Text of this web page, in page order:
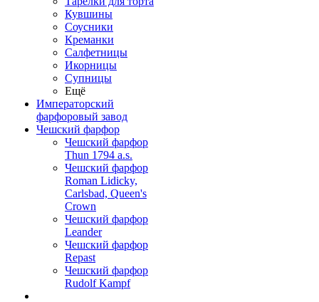
Кувшины
Соусники
Креманки
Салфетницы
Икорницы
Супницы
Ещё
Императорский
фарфоровый завод
Чешский фарфор
Чешский фарфор
Thun 1794 a.s.
Чешский фарфор
Roman Lidicky,
Carlsbad, Queen's
Crown
Чешский фарфор
Leander
Чешский фарфор
Repast
Чешский фарфор
Rudolf Kampf